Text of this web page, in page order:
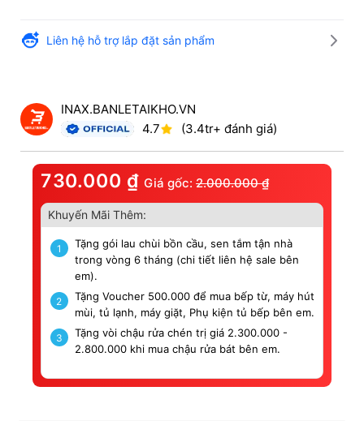
Liên hệ hỗ trợ lắp đặt sản phẩm
INAX.BANLETAIKHO.VN
4.7
(3.4tr+ đánh giá)
730.000 ₫ Giá gốc: 2.000.000₫
Khuyến Mãi Thêm:
1
Tặng gói lau chùi bồn cầu, sen tắm tận nhà
trong vòng 6 tháng (chi tiết liên hệ sale bên
em).
2
Tặng Voucher 500.000 để mua bếp từ, máy hút
mùi, tủ lạnh, máy giặt, Phụ kiện tủ bếp bên em.
3
Tặng vòi chậu rửa chén trị giá 2.300.000 -
2.800.000 khi mua chậu rửa bát bên em.